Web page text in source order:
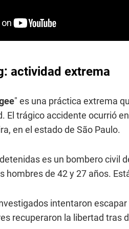
actividad extrema
" es una práctica extrema
El trágico accidente ocurrió
en el estado de São Paulo.
es un bombero civil
hombres de 42 y 27 años.
intentaron escapar
recuperaron la libertad tras